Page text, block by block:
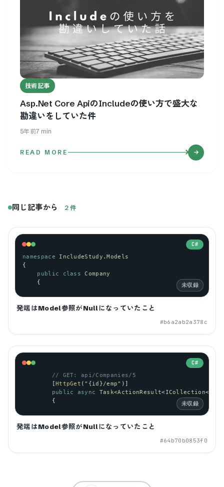
技術記事
Asp.Net Core ApiのIncludeの使い方で盛大な
勘違いをしていた件
5年前7 min
READ MORE
同じ記事から 2 件
C#
namespace IncludeStudy .Models
{
public
class
Company
    {
未収録
発端はModel参照がNullになっていたこと
#b6a2ab2a378c
C#
// GET: api/Companies/5
        [
HttpGet ( "{id}/emp" )]
public
async Task<ActionResult<ICollection<
        {
未収録
発端はModel参照がNullになっていたこと
#64b70b0853f0